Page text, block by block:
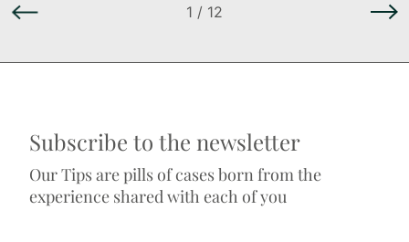
1 / 12
Subscribe to the newsletter
Our Tips are pills of cases born from the
experience shared with each of you